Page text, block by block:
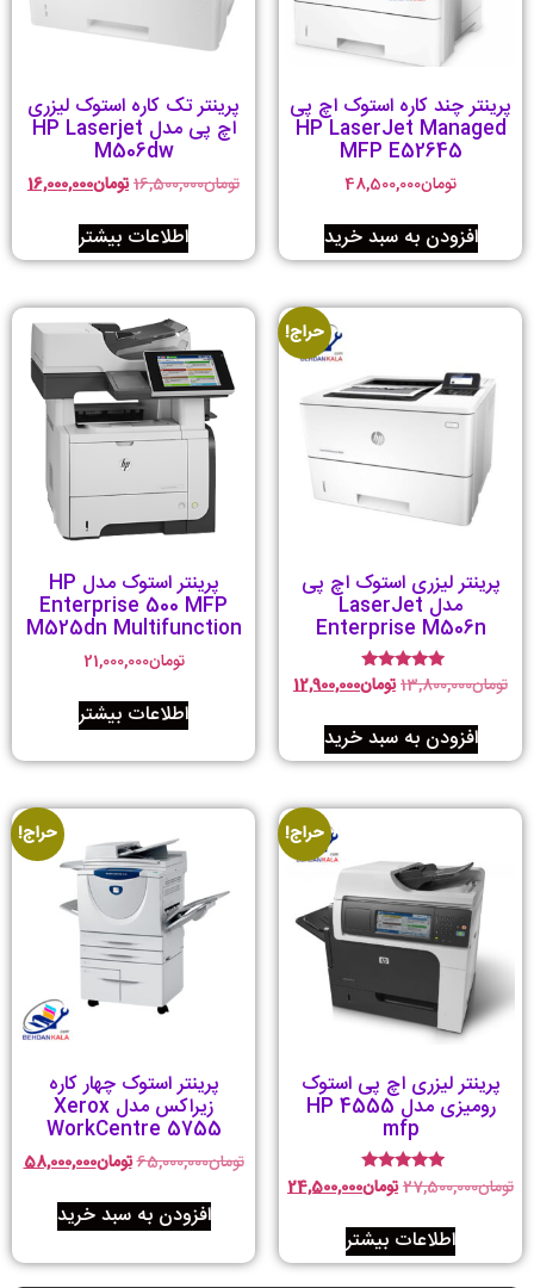
پرینتر چند کاره استوک اچ پی
HP LaserJet Managed
MFP E52645
تومان48,500,000
افزودن به سبد خرید
پرینتر تک کاره استوک لیزری
اچ پی مدل HP Laserjet
M506dw
تومان16,500,000تومان16,000,000
اطلاعات بیشتر
حراج!
پرینتر لیزری استوک اچ پی
مدل LaserJet
Enterprise M506n
امتیاز
5.00
تومان13,800,000تومان12,900,000
افزودن به سبد خرید
پرینتر استوک مدل HP
Enterprise 500 MFP
M525dn Multifunction
تومان21,000,000
اطلاعات بیشتر
حراج!
پرینتر لیزری اچ پی استوک
رومیزی مدل HP 4555
mfp
امتیاز
4.78
تومان27,500,000تومان24,500,000
اطلاعات بیشتر
حراج!
پرینتر استوک چهار کاره
زیراکس مدل Xerox
WorkCentre 5755
تومان65,000,000تومان58,000,000
افزودن به سبد خرید